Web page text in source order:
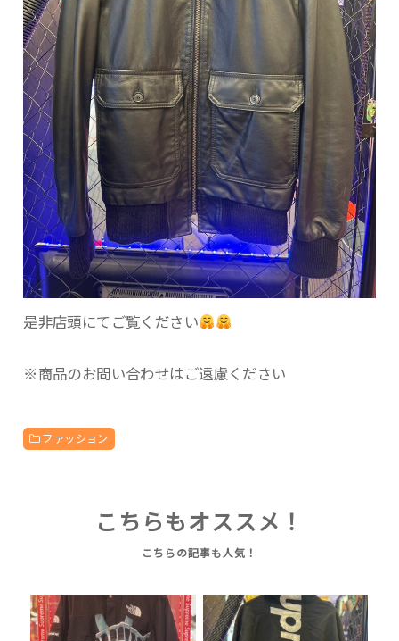
是非店頭にてご覧ください
※商品のお問い合わせはご遠慮ください
ファッション
こちらもオススメ！